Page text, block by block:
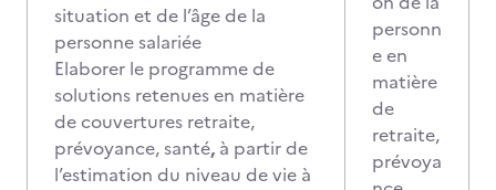
situation et de l’âge de la
personne salariée
Elaborer le programme de
solutions retenues en matière
de couvertures retraite,
prévoyance, santé, à partir de
l’estimation du niveau de vie à
personn
e en
matière
de
retraite,
prévoya